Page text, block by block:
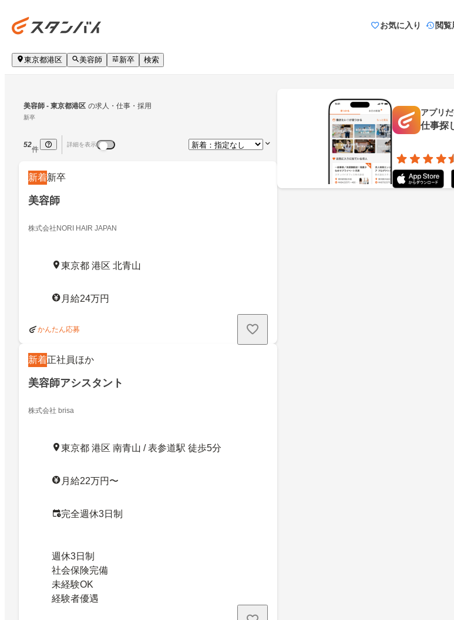
お気に入り 閲覧
東京都港区 美容師 新卒 検索
美容師 - 東京都港区 の求人・仕事・採用
新卒
52
件
詳細を表示
新着新卒
美容師
株式会社NORI HAIR JAPAN
東京都 港区 北青山
月給24万円
かんたん応募
新着正社員ほか
美容師アシスタント
株式会社 brisa
東京都 港区 南青山 / 表参道駅 徒歩5分
月給22万円〜
完全週休3日制
週休3日制
社会保険完備
未経験OK
経験者優遇
アプリ
仕事探